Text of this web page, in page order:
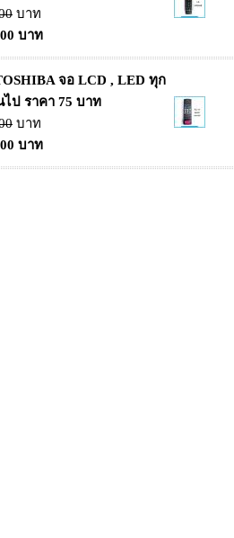
บาท
บาท
จอ LCD , LED ทุก
ป ราคา 75 บาท
บาท
บาท